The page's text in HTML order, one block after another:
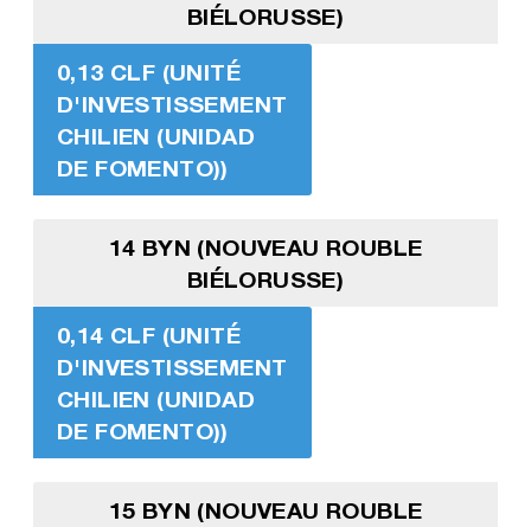
BIÉLORUSSE)
0,13 CLF (UNITÉ
D'INVESTISSEMENT
CHILIEN (UNIDAD
DE FOMENTO))
14 BYN (NOUVEAU ROUBLE
BIÉLORUSSE)
0,14 CLF (UNITÉ
D'INVESTISSEMENT
CHILIEN (UNIDAD
DE FOMENTO))
15 BYN (NOUVEAU ROUBLE